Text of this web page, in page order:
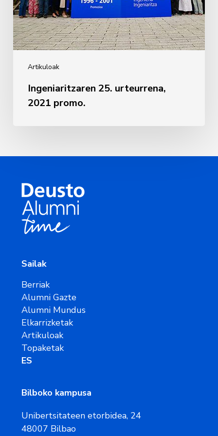
Artikuloak
Ingeniaritzaren 25. urteurrena,
2021 promo.
Sailak
Berriak
Alumni Gazte
Alumni Mundus
Elkarrizketak
Artikuloak
Topaketak
ES
Bilboko kampusa
Unibertsitateen etorbidea, 24
48007 Bilbao